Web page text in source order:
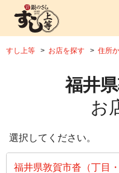
すし上等 お店を探す 住所
福井
お
選択してください。
福井県敦賀市沓（丁目